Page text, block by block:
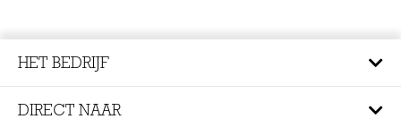
HET BEDRIJF
DIRECT NAAR